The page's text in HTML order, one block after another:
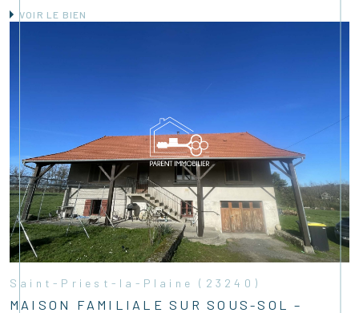
VOIR LE BIEN
Saint-Priest-la-Plaine (23240)
MAISON FAMILIALE SUR SOUS-SOL –